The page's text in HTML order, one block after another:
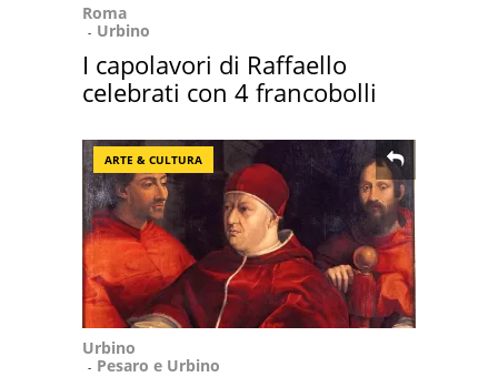
Roma
Urbino
I capolavori di Raffaello
celebrati con 4 francobolli
ARTE & CULTURA
Urbino
Pesaro e Urbino